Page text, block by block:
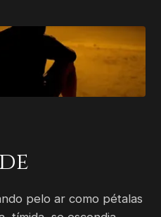
pelo ar como pétalas